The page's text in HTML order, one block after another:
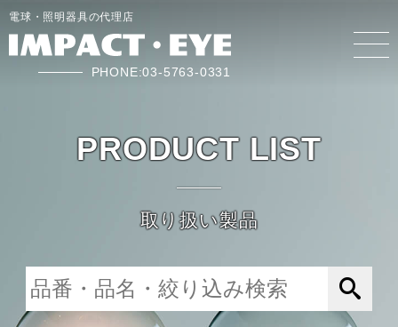
電球・照明器具の代理店
PHONE:03-5763-0331
PRODUCT LIST
取り扱い製品